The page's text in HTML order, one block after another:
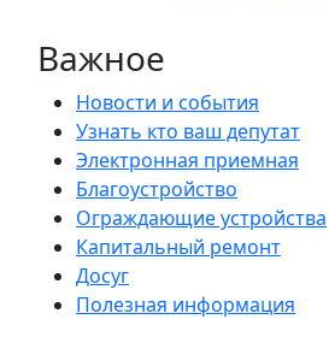
Важное
Новости и события
Узнать кто ваш депутат
Электронная приемная
Благоустройство
Ограждающие устройства
Капитальный ремонт
Досуг
Полезная информация